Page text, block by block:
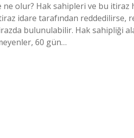
olur? Hak sahipleri ve bu itiraz
idare tarafından reddedilirse,
bulunulabilir. Hak sahipliği
60 gün…